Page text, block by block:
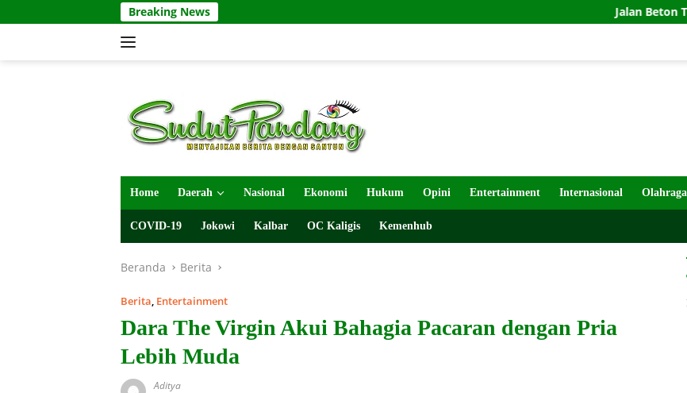
ke
Breaking News Jalan Beton TMMD 129
Home Daerah Nasional Ekonomi Hukum Opini Entertainment Internasional Olahraga
COVID-19 Jokowi Kalbar OC Kaligis Kemenhub
Beranda Berita
Berita, Entertainment
Dara The Virgin Akui Bahagia Pacaran dengan Pria
Lebih Muda
Aditya